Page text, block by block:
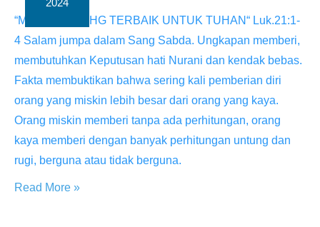
2024
“MEMBERI YAHG TERBAIK UNTUK TUHAN“ Luk.21:1-
4 Salam jumpa dalam Sang Sabda. Ungkapan memberi,
membutuhkan Keputusan hati Nurani dan kendak bebas.
Fakta membuktikan bahwa sering kali pemberian diri
orang yang miskin lebih besar dari orang yang kaya.
Orang miskin memberi tanpa ada perhitungan, orang
kaya memberi dengan banyak perhitungan untung dan
rugi, berguna atau tidak berguna.
Pemberian
Read More »